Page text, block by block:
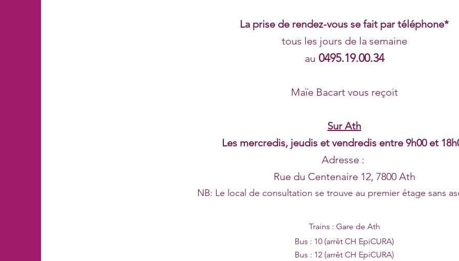
La prise de rendez-vous se fait par téléphone*
tous les jours de la semaine
au 0495.19.00.34
Maïe Bacart vous reçoit
Sur Ath
Les mercredis, jeudis et vendredis entre 9h00 et
Adresse :
Rue du Centenaire 12, 7800 Ath
NB: Le local de consultation se trouve au premier étage sans
Trains : Gare de Ath
Bus : 10 (arrêt CH EpiCURA)
Bus : 12 (arrêt CH EpiCURA)